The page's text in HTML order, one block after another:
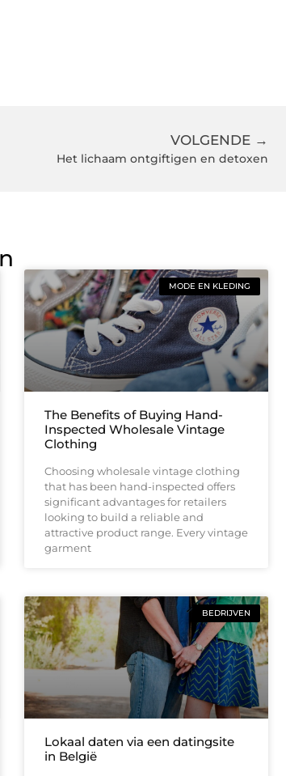
VOLGENDE →
Het lichaam ontgiftigen en detoxen
MODE EN KLEDING
The Benefits of Buying Hand-
Inspected Wholesale Vintage
Clothing
Choosing wholesale vintage clothing
that has been hand-inspected offers
significant advantages for retailers
looking to build a reliable and
attractive product range. Every vintage
garment
BEDRIJVEN
Lokaal daten via een datingsite
in België